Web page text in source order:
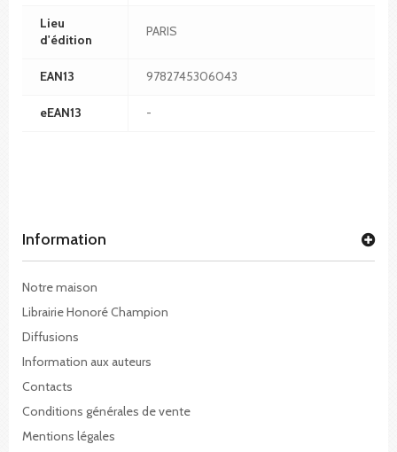
Lieu
d'édition
PARIS
EAN13 9782745306043
eEAN13 -
Information
Notre maison
Librairie Honoré Champion
Diffusions
Information aux auteurs
Contacts
Conditions générales de vente
Mentions légales